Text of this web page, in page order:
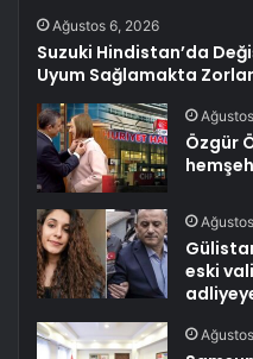
Ağustos 6, 2026
Suzuki Hindistan’da
Uyum Sağlamakta
Özgür
eski